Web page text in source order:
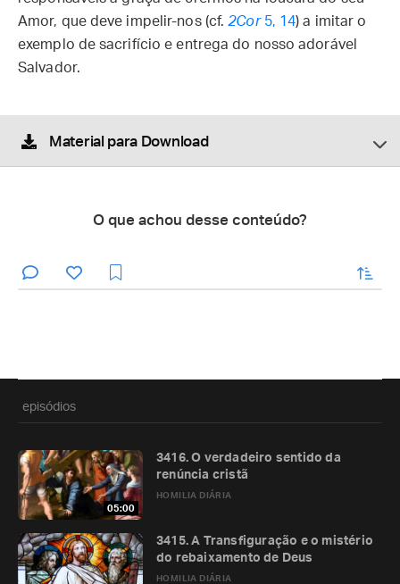
Amor, que deve impelir-nos (cf.2Cor5, 14) a imitar o
exemplo de sacrifício e entrega do nosso adorável
Salvador.
Material para Download
O que achou desse conteúdo?
enviar
episódios
05:00
HOMILIA DIÁRIA
3416. O verdadeiro sentido da
renúncia cristã
HOMILIA DIÁRIA
3415. A Transfiguração e o mistério
do rebaixamento de Deus